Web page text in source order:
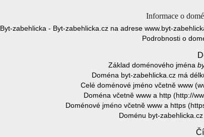
Informace o
Byt-zabehlicka - Byt-zabehlicka.cz na adrese www.byt-
Podrobnosti o
Základ doménového jména
Doména byt-zabehlicka.cz má
Celé doménové jméno včetně www
Doména včetně www a http (http://
Doménové jméno včetně www a https
Doménu byt-